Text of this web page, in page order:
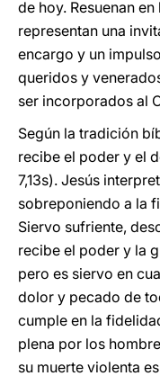
de hoy. Resuenan
representan una
encargo y un
queridos y
ser incorporados al
Según la tradición
recibe el poder y el
7,13s). Jesús
sobreponiendo a la
Siervo sufriente,
recibe el poder y la
pero es siervo en
dolor y pecado de
cumple en la
plena por los
su muerte violenta